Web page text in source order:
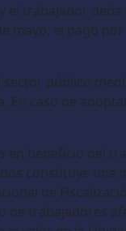
el trabajador
el pago por
sector público
En caso de
en beneficio del
constituye una
de
de trabajadores